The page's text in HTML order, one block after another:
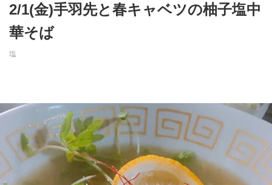
2/1(金)手羽先と春キャベツの柚子塩中
華そば
塩